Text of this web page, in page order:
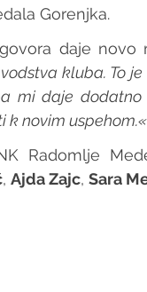
Gorenjka.
daje
kluba. To
mi daje
k novim uspehom.«
Radomlje
, Ajda Zajc, Sara